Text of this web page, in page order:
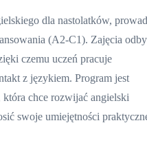
dla nastolatków,
(A2-C1). Zajęcia
czemu uczeń pracuje
z językiem. Program jest
która chce rozwijać angielski
swoje umiejętności